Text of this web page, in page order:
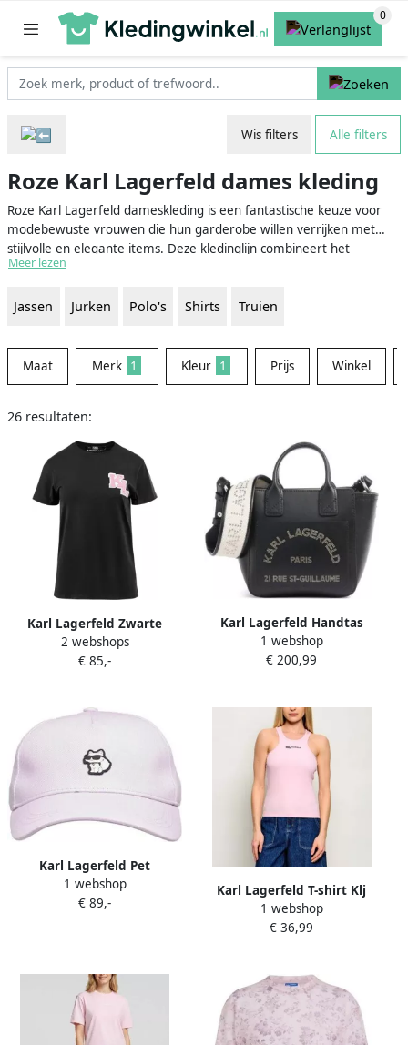
Wis filters Alle filters
Roze Karl Lagerfeld dames kleding
Roze Karl Lagerfeld dameskleding is een fantastische keuze voor
modebewuste vrouwen die hun garderobe willen verrijken met
stijlvolle en elegante items. Deze kledinglijn combineert het
klassieke en tijdloze ontwerp waar Karl Lagerfeld om bekend staat,
een chique jurk voor een speciale gelegenheid of een stijlvolle
bijzonders te bieden.
Meer lezen
Jassen Jurken Polo's Shirts Truien
Maat Merk 1 Kleur 1 Prijs Winkel
26 resultaten:
Karl Lagerfeld Zwarte
dames T-shirt Black Dames
2 webshops
€ 85,-
Karl Lagerfeld Handtas
B3w30324 Le Ballet
1 webshop
€ 200,99
Karl Lagerfeld Pet
ASW33009
1 webshop
€ 89,-
Karl Lagerfeld T-shirt Klj
Ribbed Logo Tank
1 webshop
€ 36,99